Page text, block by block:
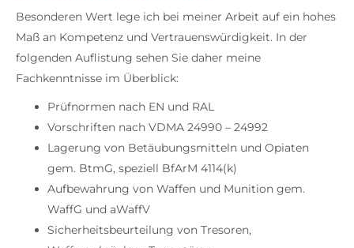
Besonderen Wert lege ich bei meiner Arbeit auf ein hohes
Maß an Kompetenz und Vertrauenswürdigkeit. In der
folgenden Auflistung sehen Sie daher meine
Fachkenntnisse im Überblick:
Prüfnormen nach EN und RAL
Vorschriften nach VDMA 24990 – 24992
Lagerung von Betäubungsmitteln und Opiaten
gem. BtmG, speziell BfArM 4114(k)
Aufbewahrung von Waffen und Munition gem.
WaffG und aWaffV
Sicherheitsbeurteilung von Tresoren,